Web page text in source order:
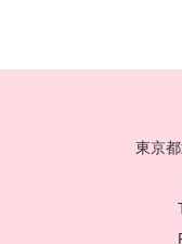
東京